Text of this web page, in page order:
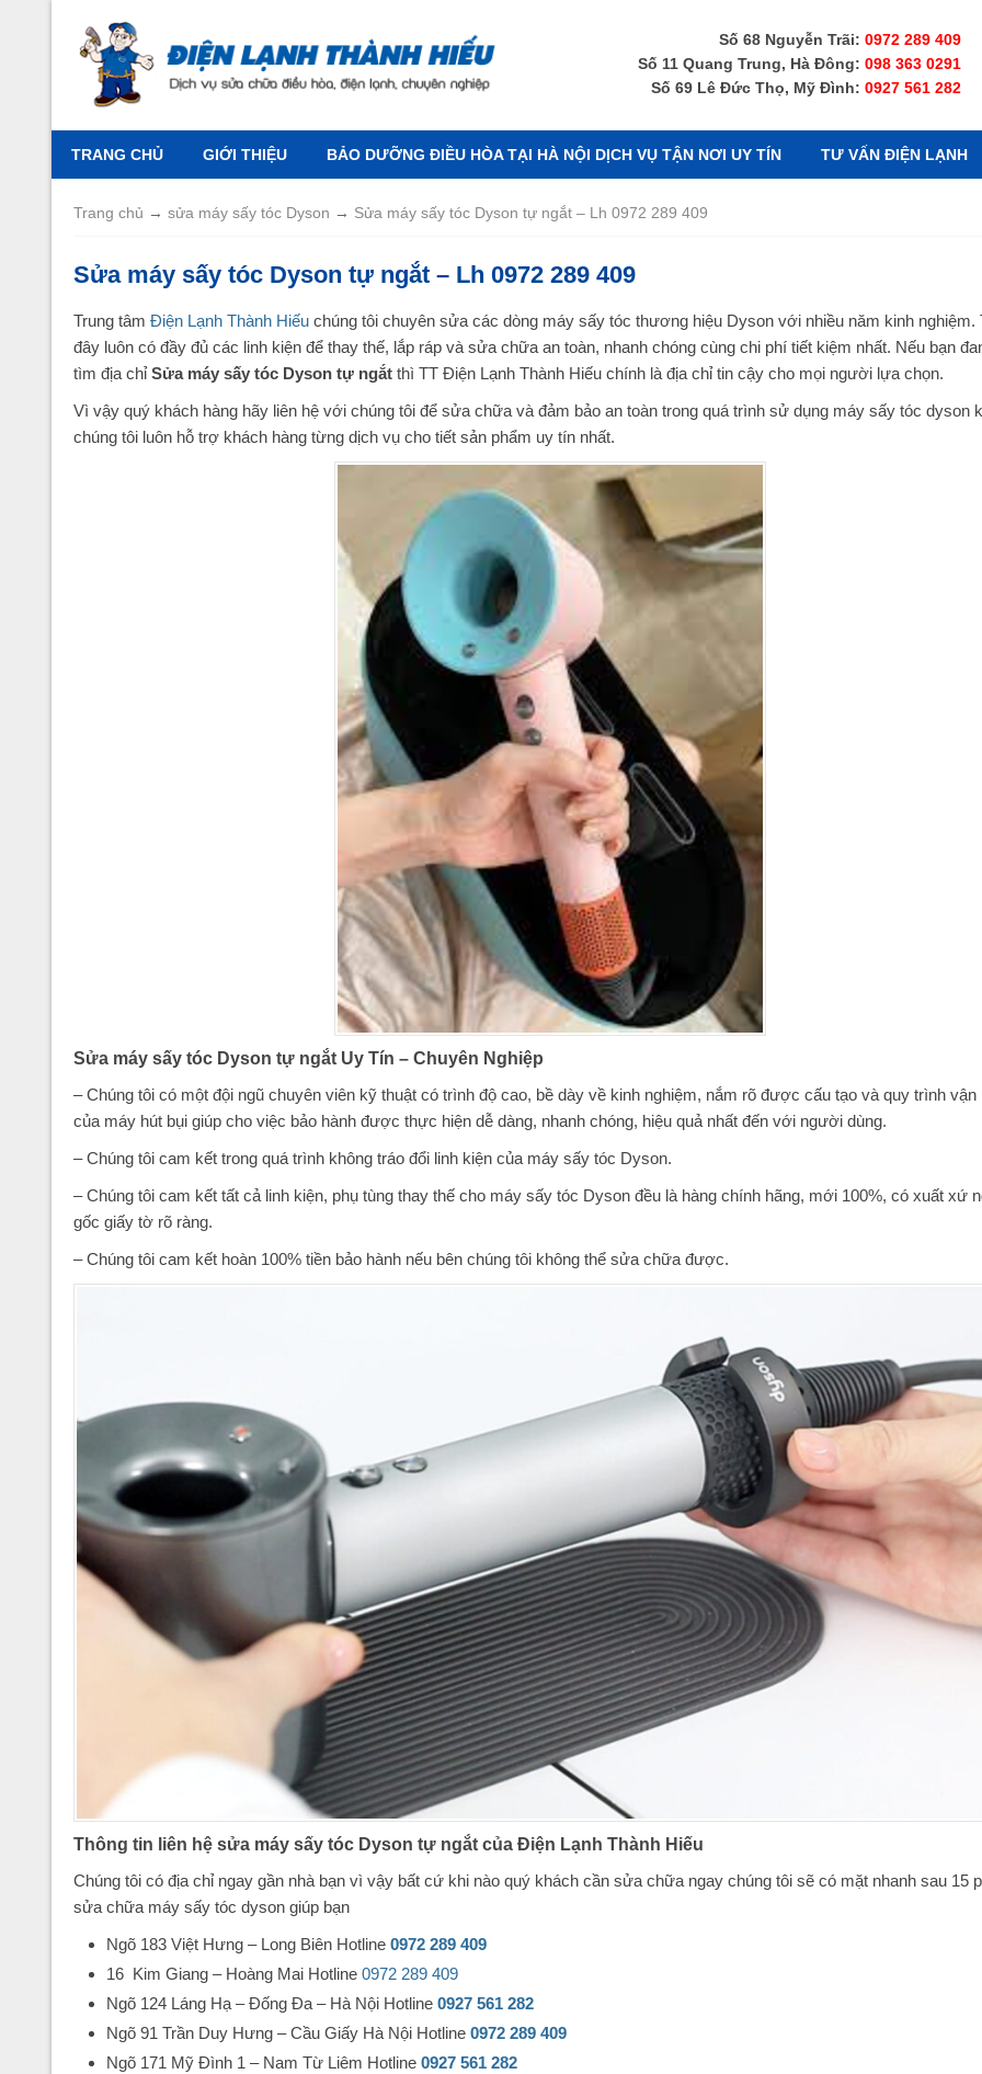
Số 68 Nguyễn Trãi: 0972 289 409
Số 11 Quang Trung, Hà Đông: 098 363 0291
Số 69 Lê Đức Thọ, Mỹ Đình: 0927 561 282
TRANG CHỦ GIỚI THIỆU BẢO DƯỠNG ĐIỀU HÒA TẠI HÀ NỘI DỊCH VỤ TẬN NƠI UY TÍN TƯ VẤN ĐIỆN LẠNH
Trang chủ → sửa máy sấy tóc Dyson → Sửa máy sấy tóc Dyson tự ngắt – Lh 0972 289 409
Sửa máy sấy tóc Dyson tự ngắt – Lh 0972 289 409
Trung tâm Điện Lạnh Thành Hiếu chúng tôi chuyên sửa các dòng máy sấy tóc thương hiệu Dyson với nhiều năm kinh nghiệm.
đây luôn có đầy đủ các linh kiện để thay thế, lắp ráp và sửa chữa an toàn, nhanh chóng cùng chi phí tiết kiệm nhất. Nếu bạn
tìm địa chỉSửa máy sấy tóc Dyson tự ngắt thì TT Điện Lạnh Thành Hiếu chính là địa chỉ tin cậy cho mọi người lựa chọn.
Vì vậy quý khách hàng hãy liên hệ với chúng tôi để sửa chữa và đảm bảo an toàn trong quá trình sử dụng máy sấy tóc dyson
chúng tôi luôn hỗ trợ khách hàng từng dịch vụ cho tiết sản phẩm uy tín nhất.
Sửa máy sấy tóc Dyson tự ngắt Uy Tín – Chuyên Nghiệp
– Chúng tôi có một đội ngũ chuyên viên kỹ thuật có trình độ cao, bề dày về kinh nghiệm, nắm rõ được cấu tạo và quy trình vận
của máy hút bụi giúp cho việc bảo hành được thực hiện dễ dàng, nhanh chóng, hiệu quả nhất đến với người dùng.
– Chúng tôi cam kết trong quá trình không tráo đổi linh kiện của máy sấy tóc Dyson.
– Chúng tôi cam kết tất cả linh kiện, phụ tùng thay thế cho máy sấy tóc Dyson đều là hàng chính hãng, mới 100%, có xuất xứ
gốc giấy tờ rõ ràng.
– Chúng tôi cam kết hoàn 100% tiền bảo hành nếu bên chúng tôi không thể sửa chữa được.
Thông tin liên hệ sửa máy sấy tóc Dyson tự ngắt của Điện Lạnh Thành Hiếu
Chúng tôi có địa chỉ ngay gần nhà bạn vì vậy bất cứ khi nào quý khách cần sửa chữa ngay chúng tôi sẽ có mặt nhanh sau 15
sửa chữa máy sấy tóc dyson giúp bạn
Ngõ 183 Việt Hưng – Long Biên Hotline 0972 289 409
16 Kim Giang – Hoàng Mai Hotline 0972 289 409
Ngõ 124 Láng Hạ – Đống Đa – Hà Nội Hotline 0927 561 282
Ngõ 91 Trần Duy Hưng – Cầu Giấy Hà Nội Hotline 0972 289 409
Ngõ 171 Mỹ Đình 1 – Nam Từ Liêm Hotline 0927 561 282